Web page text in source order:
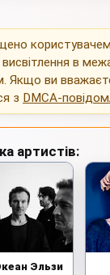
користувачем
висвітлення в
Якщо ви
з DMCA-
артистів:
Эльзи